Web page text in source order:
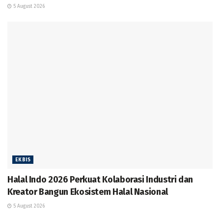
5 August 2026
EKBIS
Halal Indo 2026 Perkuat Kolaborasi Industri dan
Kreator Bangun Ekosistem Halal Nasional
5 August 2026